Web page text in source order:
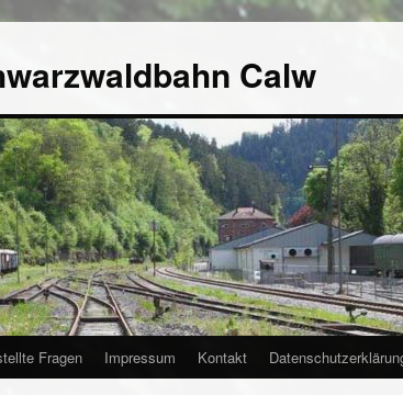
Calw
Fragen Impressum Kontakt